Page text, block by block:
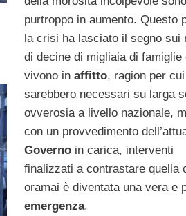
purtroppo in aumento. Questo
la crisi ha lasciato il segno sui
di decine di migliaia di famiglie
vivono inaffitto, ragion per cui
sarebbero necessari su larga
ovverosia a livello nazionale,
con un provvedimento
Governo in carica, interventi
finalizzati a contrastare quella
oramai è diventata una vera e
emergenza.